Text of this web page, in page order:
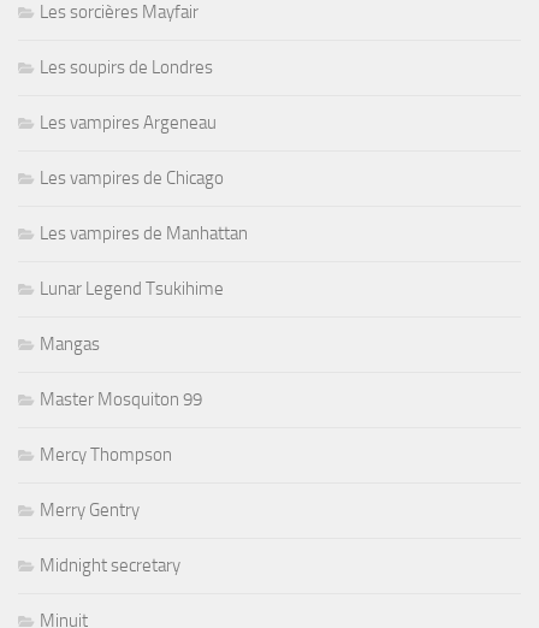
Les sorcières Mayfair
Les soupirs de Londres
Les vampires Argeneau
Les vampires de Chicago
Les vampires de Manhattan
Lunar Legend Tsukihime
Mangas
Master Mosquiton 99
Mercy Thompson
Merry Gentry
Midnight secretary
Minuit